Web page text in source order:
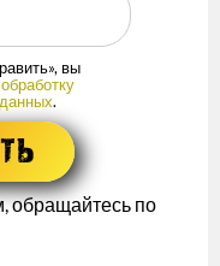
вы
обработку
.
обращайтесь по